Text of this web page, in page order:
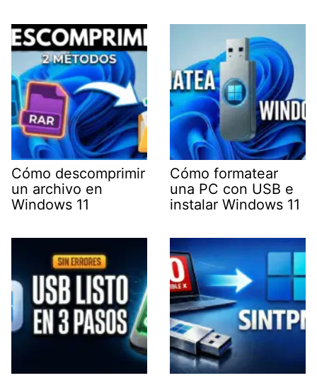
Cómo descomprimir
un archivo en
Windows 11
Cómo formatear
una PC con USB e
instalar Windows 11